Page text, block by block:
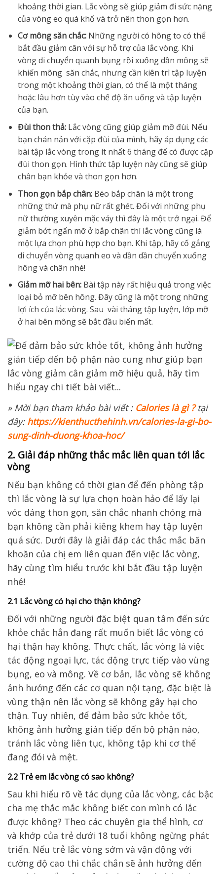
khoảng thời gian. Lắc vòng sẽ giúp giảm đi sức nặng
của vòng eo quá khổ và trở nên thon gọn hơn.
Cơ mông săn chắc: Những người có hông to có thể
bắt đầu giảm cân với sự hỗ trợ của lắc vòng. Khi
vòng di chuyển quanh bụng rồi xuống dần mông sẽ
khiến mông săn chắc, nhưng cần kiên trì tập luyện
trong một khoảng thời gian, có thể là một tháng
hoặc lâu hơn tùy vào chế độ ăn uống và tập luyện
của bạn.
Đùi thon thả: Lắc vòng cũng giúp giảm mỡ đùi. Nếu
bạn chán nản với cặp đùi của mình, hãy áp dụng các
bài tập lắc vòng trong ít nhất 6 tháng để có được cặp
đùi thon gọn. Hình thức tập luyện này cũng sẽ giúp
chân bạn khỏe và thon gọn hơn.
Thon gọn bắp chân: Béo bắp chân là một trong
những thứ mà phụ nữ rất ghét. Đối với những phụ
nữ thường xuyên mặc váy thì đây là một trở ngại. Để
giảm bớt ngấn mỡ ở bắp chân thì lắc vòng cũng là
một lựa chọn phù hợp cho bạn. Khi tập, hãy cố gắng
di chuyển vòng quanh eo và dần dần chuyển xuống
hông và chân nhé!
Giảm mỡ hai bên: Bài tập này rất hiệu quả trong việc
loại bỏ mỡ bên hông. Đây cũng là một trong những
lợi ích của lắc vòng. Sau vài tháng tập luyện, lớp mỡ
ở hai bên mông sẽ bắt đầu biến mất.
» Mời bạn tham khảo bài viết: Calories là gì ?tại
đây:https://kienthucthehinh.vn/calories-la-gi-bo-
sung-dinh-duong-khoa-hoc/
2. Giải đáp những thắc mắc liên quan tới lắc
vòng
Nếu bạn không có thời gian để đến phòng tập
thì lắc vòng là sự lựa chọn hoàn hảo để lấy lại
vóc dáng thon gọn, săn chắc nhanh chóng mà
bạn không cần phải kiêng khem hay tập luyện
quá sức. Dưới đây là giải đáp các thắc mắc băn
khoăn của chị em liên quan đến việc lắc vòng,
hãy cùng tìm hiểu trước khi bắt đầu tập luyện
nhé!
2.1 Lắc vòng có hại cho thận không?
Đối với những người đặc biệt quan tâm đến sức
khỏe chắc hẳn đang rất muốn biết lắc vòng có
hại thận hay không. Thực chất, lắc vòng là việc
tác động ngoại lực, tác động trực tiếp vào vùng
bụng, eo và mông. Về cơ bản, lắc vòng sẽ không
ảnh hưởng đến các cơ quan nội tạng, đặc biệt là
vùng thận nên lắc vòng sẽ không gây hại cho
thận. Tuy nhiên, để đảm bảo sức khỏe tốt,
không ảnh hưởng gián tiếp đến bộ phận nào,
tránh lắc vòng liên tục, không tập khi cơ thể
đang đói và mệt.
2.2 Trẻ em lắc vòng có sao không?
Sau khi hiểu rõ về tác dụng của lắc vòng, các bậc
cha mẹ thắc mắc không biết con mình có lắc
được không? Theo các chuyên gia thể hình, cơ
và khớp của trẻ dưới 18 tuổi không ngừng phát
triển. Nếu trẻ lắc vòng sớm và vận động với
cường độ cao thì chắc chắn sẽ ảnh hưởng đến